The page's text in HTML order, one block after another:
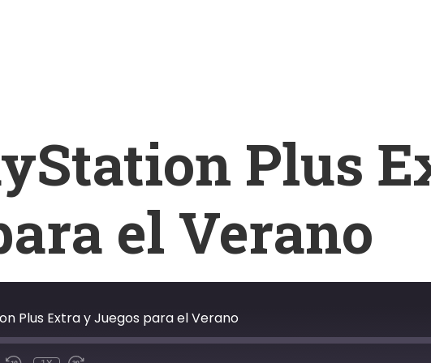
Plus
el Verano
Plus Extra y Juegos para el Verano